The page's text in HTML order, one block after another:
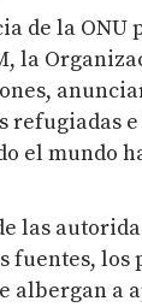
de la ONU
la
refugiadas
el mundo
las
fuentes, los
albergan a